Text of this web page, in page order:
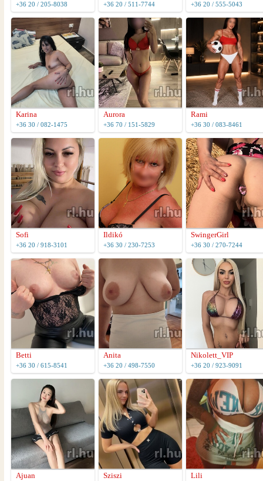
+36 20 / 205-8038 +36 20 / 511-7744 +36 20 / 555-5043
Karina
+36 30 / 082-1475
Aurora
+36 70 / 151-5829
Rami
+36 30 / 083-8461
Sofi
+36 20 / 918-3101
Ildikó
+36 30 / 230-7253
SwingerGirl
+36 30 / 270-7244
Betti
+36 30 / 615-8541
Anita
+36 20 / 498-7550
Nikolett_VIP
+36 20 / 923-9091
Ajuan Sziszi Lili